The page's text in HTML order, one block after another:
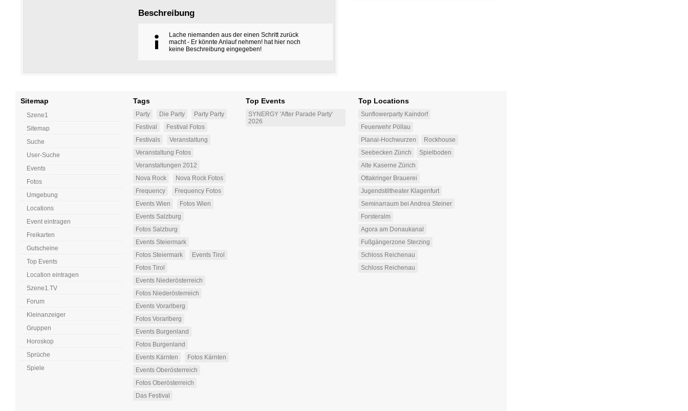
Beschreibung
Lache niemanden aus der einen Schritt zurück
macht - Er könnte Anlauf nehmen! hat hier noch
keine Beschreibung eingegeben!
Sitemap
Szene1
Sitemap
Suche
User-Suche
Events
Fotos
Umgebung
Locations
Event eintragen
Freikarten
Gutscheine
Top Events
Location eintragen
Szene1.TV
Forum
Kleinanzeiger
Gruppen
Horoskop
Sprüche
Spiele
Tags
Party Die Party
Party Party
Festival
Festival Fotos
Festivals
Veranstaltung
Veranstaltung Fotos
Veranstaltungen 2012
Nova Rock
Nova Rock Fotos
Frequency
Frequency Fotos
Events Wien
Fotos Wien
Events Salzburg
Fotos Salzburg
Events Steiermark
Fotos Steiermark
Events Tirol
Fotos Tirol
Events Niederösterreich
Fotos Niederösterreich
Events Vorarlberg
Fotos Vorarlberg
Events Burgenland
Fotos Burgenland
Events Kärnten
Fotos Kärnten
Events Oberösterreich
Fotos Oberösterreich
Das Festival
Top Events
SYNERGY 'After Parade Party'
2026
Top Locations
Sunflowerparty Kaindorf
Feuerwehr Pöllau
Planai-Hochwurzen
Rockhouse
Seebecken Zürich
Spielboden
Alte Kaserne Zürich
Ottakringer Brauerei
Jugendstiltheater Klagenfurt
Seminarraum bei Andrea Steiner
Forsteralm
Agora am Donaukanal
Fußgängerzone Sterzing
Schloss Reichenau
Schloss Reichenau